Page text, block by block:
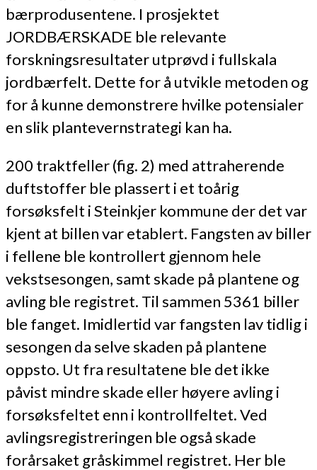
bærprodusentene. I prosjektet
JORDBÆRSKADE ble relevante
forskningsresultater utprøvd i fullskala
jordbærfelt. Dette for å utvikle metoden og
for å kunne demonstrere hvilke potensialer
en slik plantevernstrategi kan ha.
200 traktfeller (fig. 2) med attraherende
duftstoffer ble plassert i et toårig
forsøksfelt i Steinkjer kommune der det var
kjent at billen var etablert. Fangsten av biller
i fellene ble kontrollert gjennom hele
vekstsesongen, samt skade på plantene og
avling ble registret. Til sammen 5361 biller
ble fanget. Imidlertid var fangsten lav tidlig i
sesongen da selve skaden på plantene
oppsto. Ut fra resultatene ble det ikke
påvist mindre skade eller høyere avling i
forsøksfeltet enn i kontrollfeltet. Ved
avlingsregistreringen ble også skade
forårsaket gråskimmel registret. Her ble